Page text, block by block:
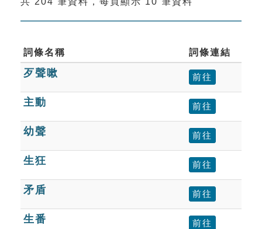
索引選單
單字索引
生命大百科索引
遊戲專區
教學應用
貓頭鷹博士
詞條名稱 詞條連結
歹聲嗽 前往
主動 前往
幼聲 前往
生狂 前往
矛盾 前往
生番 前往